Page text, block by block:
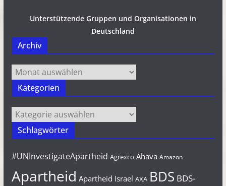
Unterstützende Gruppen und Organisationen in
Deutschland
Archiv
Archiv
Kategorien
Kategorien
Schlagwörter
#UNInvestigateApartheid Agrexco Ahava Amazon
Apartheid Apartheid Israel AXA BDS BDS-